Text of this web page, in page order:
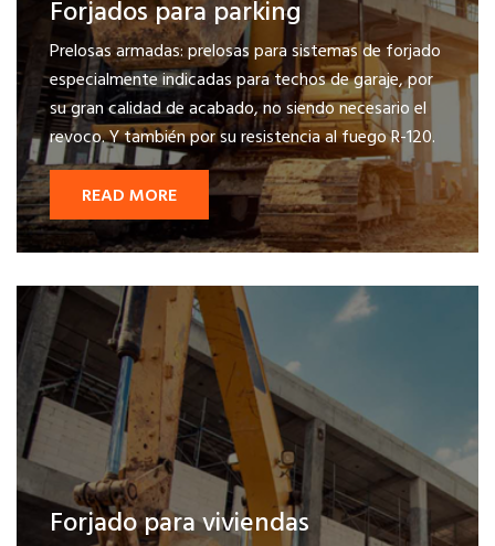
Forjados para parking
Prelosas armadas: prelosas para sistemas de forjado
especialmente indicadas para techos de garaje, por
su gran calidad de acabado, no siendo necesario el
revoco. Y también por su resistencia al fuego R-120.
READ MORE
Forjado para viviendas